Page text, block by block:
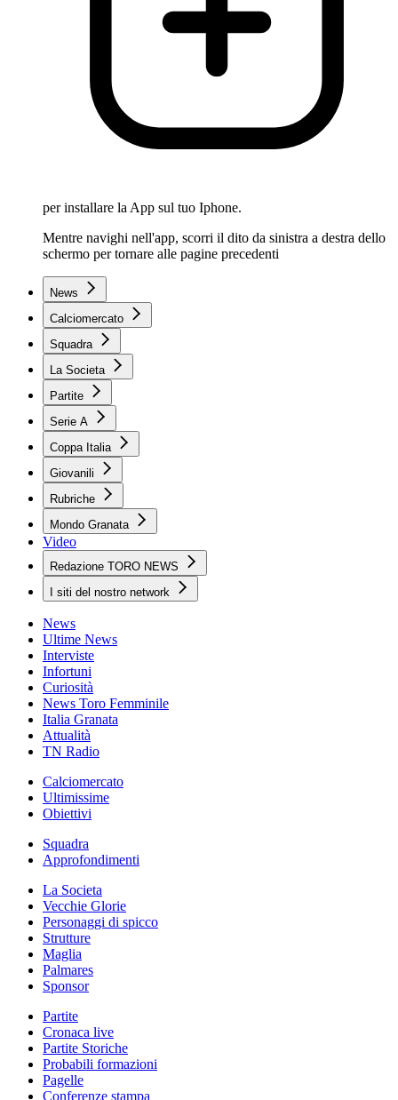
per installare la App sul tuo Iphone.
Mentre navighi nell'app, scorri il dito da sinistra a destra dello
schermo per tornare alle pagine precedenti
News
Calciomercato
Squadra
La Societa
Partite
Serie A
Coppa Italia
Giovanili
Rubriche
Mondo Granata
Video
Redazione TORO NEWS
I siti del nostro network
News
Ultime News
Interviste
Infortuni
Curiosità
News Toro Femminile
Italia Granata
Attualità
TN Radio
Calciomercato
Ultimissime
Obiettivi
Squadra
Approfondimenti
La Societa
Vecchie Glorie
Personaggi di spicco
Strutture
Maglia
Palmares
Sponsor
Partite
Cronaca live
Partite Storiche
Probabili formazioni
Pagelle
Conferenze stampa